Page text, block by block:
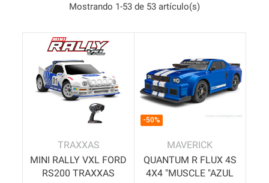
Mostrando 1-53 de 53 artículo(s)
TRAXXAS
MINI RALLY VXL FORD
RS200 TRAXXAS
-50%
MAVERICK
QUANTUM R FLUX 4S
4X4 "MUSCLE "AZUL